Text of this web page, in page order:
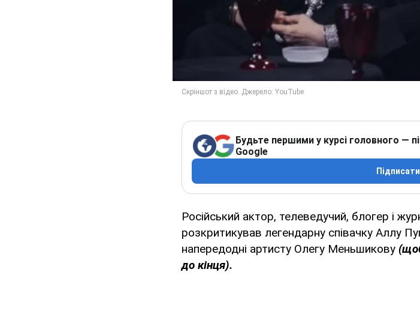
Будьте першими у курсі головного —
Google
Російський актор, телеведучий, блогер і
розкритикував легендарну співачку Аллу
напередодні артисту Олегу Меньшикову
до кінця).